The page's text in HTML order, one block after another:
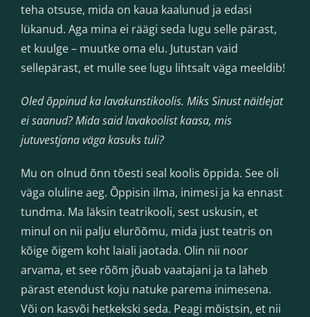
teha otsuse, mida on kaua kaalunud ja edasi
lükanud. Aga mina ei räägi seda lugu selle pärast,
et kuulge – muutke oma elu. Jutustan vaid
sellepärast, et mulle see lugu lihtsalt väga meeldib!
Oled õppinud ka lavakunstikoolis. Miks Sinust näitlejat
ei saanud? Mida said lavakoolist kaasa, mis
jutuvestjana väga kasuks tuli?
Mu on olnud õnn tõesti seal koolis õppida. See oli
väga oluline aeg. Õppisin ilma, inimesi ja ka ennast
tundma. Ma läksin teatrikooli, sest uskusin, et
minul on nii palju elurõõmu, mida just teatris on
kõige õigem koht laiali jaotada. Olin nii noor
arvama, et see rõõm jõuab vaatajani ja ta läheb
pärast etendust koju natuke parema inimesena.
Või on kasvõi hetkekski seda. Peagi mõistsin, et nii